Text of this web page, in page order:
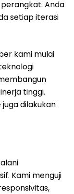
Anda
setiap iterasi
kami mulai
tinggi.
dilakukan
Kami menguji